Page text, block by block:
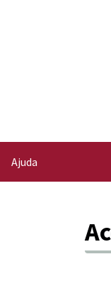
Ajuda